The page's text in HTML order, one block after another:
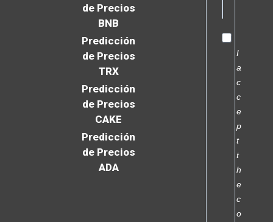
de Precios
BNB
Predicción
de Precios
TRX
Predicción
de Precios
CAKE
Predicción
de Precios
ADA
I
a
c
c
e
p
t
t
h
e
c
o